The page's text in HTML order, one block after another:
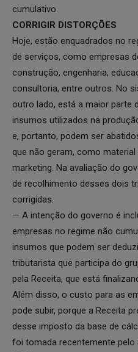
cumulativo.
CORRIGIR DISTORÇÕES
Hoje, estão enquadrados no
de serviços, como empresas
construção, engenharia,
consultoria, entre outros. No
outro lado, está a maior parte
insumos utilizados na
e, portanto, podem ser
que não geram, como
marketing. Na avaliação do
de recolhimento desses dois
corrigidas.
— A intenção do governo é
empresas no regime não
insumos que podem ser
tributarista que participa do
pela Receita, que está
Além disso, o custo para as
pode subir, porque a Receita
desse imposto da base de
foi tomada recentemente pelo